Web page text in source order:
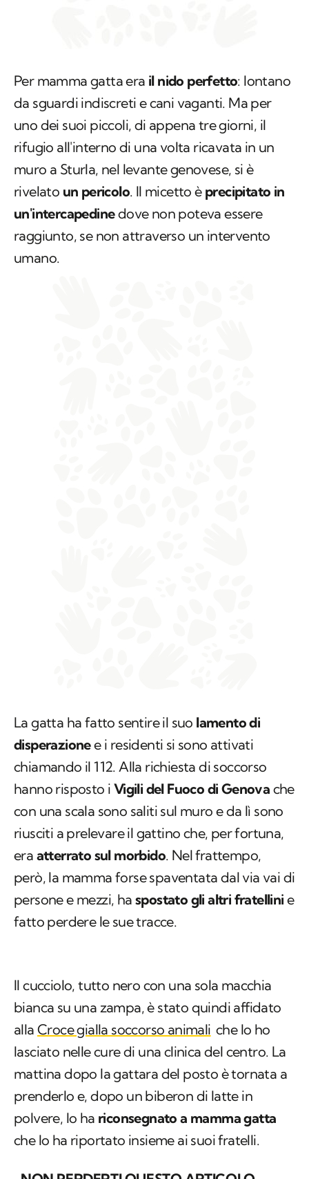
Per mamma gatta era il nido perfetto: lontano
da sguardi indiscreti e cani vaganti. Ma per
uno dei suoi piccoli, di appena tre giorni, il
rifugio all'interno di una volta ricavata in un
muro a Sturla, nel levante genovese, si è
rivelato un pericolo. Il micetto è precipitato in
un'intercapedinedove non poteva essere
raggiunto, se non attraverso un intervento
umano.
La gatta ha fatto sentire il suo lamento di
disperazionee i residenti si sono attivati
chiamando il 112. Alla richiesta di soccorso
hanno risposto i Vigili del Fuoco di Genova che
con una scala sono saliti sul muro e da lì sono
riusciti a prelevare il gattino che, per fortuna,
era atterrato sul morbido. Nel frattempo,
però, la mamma forse spaventata dal via vai di
persone e mezzi, ha spostato gli altri fratellini e
fatto perdere le sue tracce.
Il cucciolo, tutto nero con una sola macchia
bianca su una zampa, è stato quindi affidato
alla Croce gialla soccorso animali che lo ho
lasciato nelle cure di una clinica del centro. La
mattina dopo la gattara del posto è tornata a
prenderlo e, dopo un biberon di latte in
polvere, lo ha riconsegnato a mamma gatta
che lo ha riportato insieme ai suoi fratelli.